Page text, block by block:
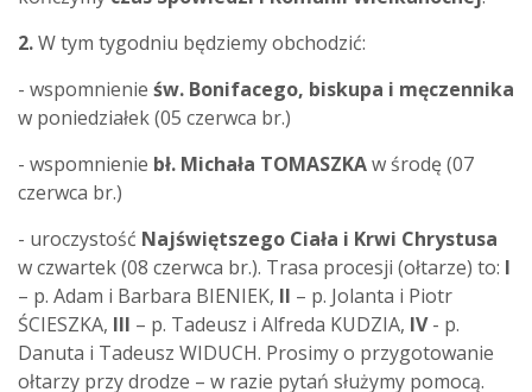
2.W tym tygodniu będziemy obchodzić:
- wspomnienie św. Bonifacego, biskupa i męczennika
w poniedziałek (05 czerwca br.)
- wspomnienie bł. Michała TOMASZKAw środę (07
czerwca br.)
- uroczystość Najświętszego Ciała i Krwi Chrystusa
w czwartek (08 czerwca br.). Trasa procesji (ołtarze) to: I
– p. Adam i Barbara BIENIEK, II – p. Jolanta i Piotr
ŚCIESZKA, III – p. Tadeusz i Alfreda KUDZIA, IV- p.
Danuta i Tadeusz WIDUCH. Prosimy o przygotowanie
ołtarzy przy drodze – w razie pytań służymy pomocą.